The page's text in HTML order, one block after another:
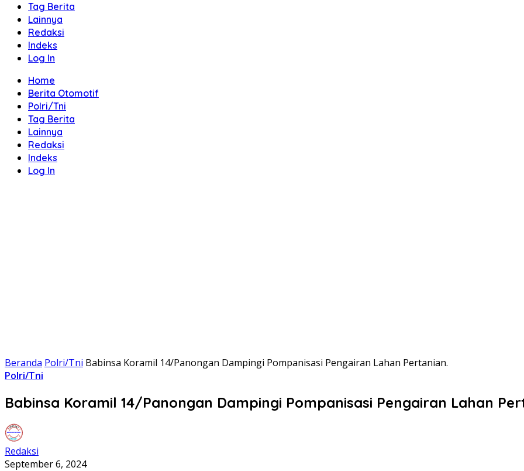
Tag Berita
Lainnya
Redaksi
Indeks
Log In
Home
Berita Otomotif
Polri/Tni
Tag Berita
Lainnya
Redaksi
Indeks
Log In
Beranda Polri/Tni Babinsa Koramil 14/Panongan Dampingi Pompanisasi Pengairan Lahan Pertanian.
Polri/Tni
Babinsa Koramil 14/Panongan Dampingi Pompanisasi Pengairan Lahan
Redaksi
September 6, 2024